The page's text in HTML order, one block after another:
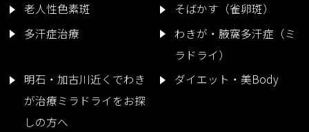
老人性色素斑
そばかす（雀卵斑）
多汗症治療
わきが・腋窩多汗症（ミ
ラドライ）
明石・加古川近くでわき
が治療ミラドライをお探
しの方へ
ダイエット・美Body